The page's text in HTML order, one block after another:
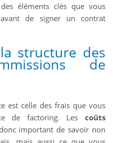
éléments clés que vous
de signer un contrat
structure des
de
est celle des frais que vous
de factoring. Les coûts
important de savoir non